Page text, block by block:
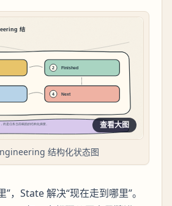
查看大图
结构化状态图
，State 解决“现在走到哪里”。